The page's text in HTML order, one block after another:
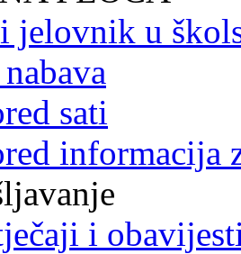
jelovnik u
sati
informacija
i